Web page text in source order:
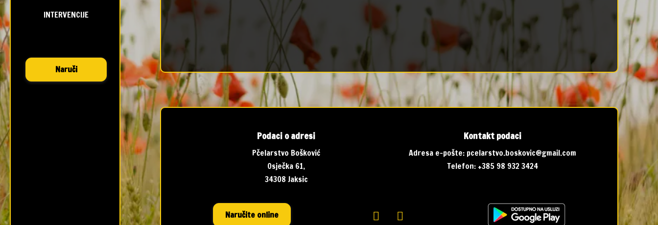
INTERVENCIJE
Naruči
Podaci o adresi
Pčelarstvo Bošković
Osječka 61,
34308 Jaksic
Kontakt podaci
Adresa e-pošte: pcelarstvo.boskovic@gmail.com
Telefon: +385 98 932 3424
Naručite online